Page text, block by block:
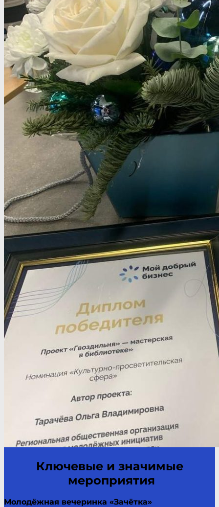
Ключевые и значимые
мероприятия
Молодёжная вечеринка «Зачётка»